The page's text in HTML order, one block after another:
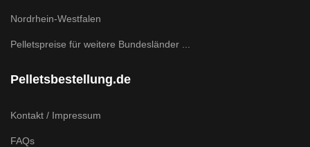
Nordrhein-Westfalen
Pelletspreise für weitere Bundesländer ...
Pelletsbestellung.de
Kontakt / Impressum
FAQs